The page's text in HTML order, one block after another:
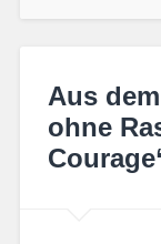
Aus
ohne